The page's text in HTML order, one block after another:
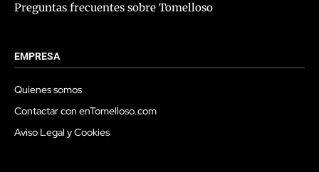
Preguntas frecuentes sobre Tomelloso
EMPRESA
Quienes somos
Contactar con enTomelloso.com
Aviso Legal y Cookies